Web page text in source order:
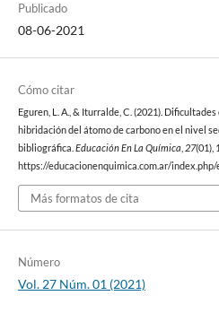
Publicado
08-06-2021
Cómo citar
Eguren, L. A., & Iturralde, C. (2021).
hibridación del átomo de carbono en el nivel
bibliográfica. Educación En La Química 27(01),
https://educacionenquimica.com.ar/
Más formatos de cita
Número
Vol. 27 Núm. 01 (2021)